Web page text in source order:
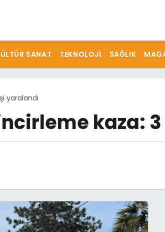
SANAT TEKNOLOJI SAĞLIK
yaralandı
kaza: